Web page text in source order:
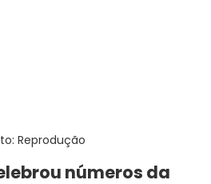
Reprodução
números da